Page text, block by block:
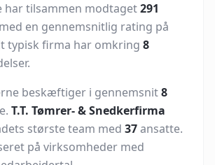
har tilsammen modtaget291
en gennemsnitlig rating på
typisk firma har omkring 8
beskæftiger i gennemsnit8
T.T. Tømrer- & Snedkerfirma
største team med 37ansatte.
på virksomheder med